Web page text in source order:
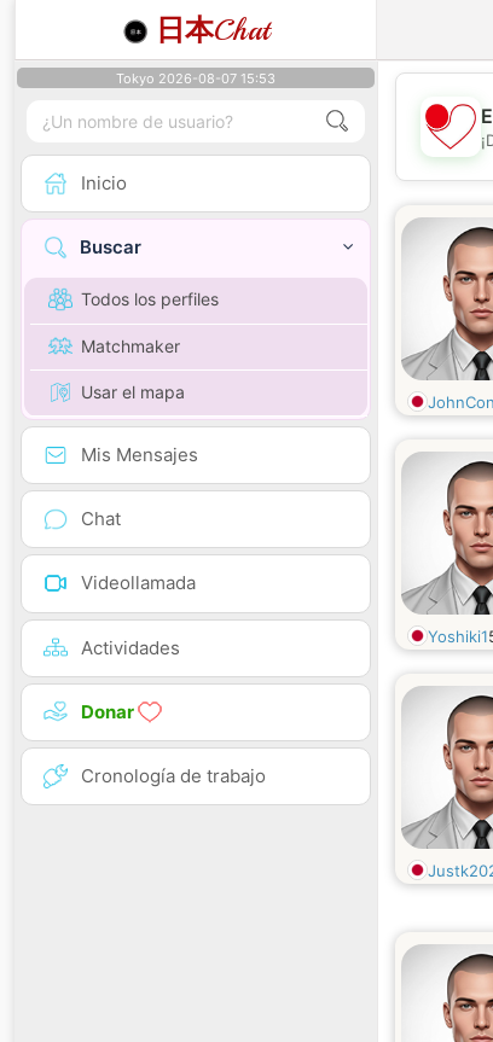
日本Chat
Tokyo 2026-08-07 15:53
Inicio
Buscar
Todos los perfiles
Matchmaker
Usar el mapa
Mis Mensajes
Chat
Videollamada
Actividades
Donar
Cronología de trabajo
Yoshiki1